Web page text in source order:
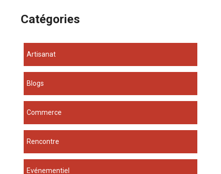
Catégories
Artisanat
Blogs
Commerce
Rencontre
Evénementiel